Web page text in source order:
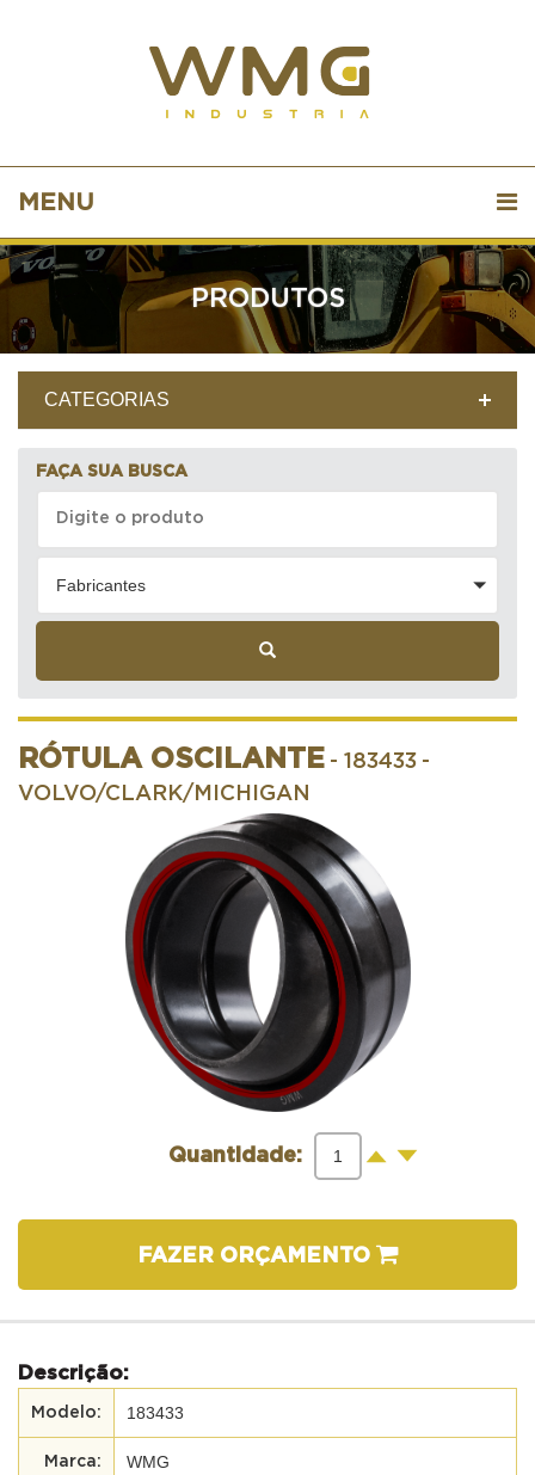
MENU
PRODUTOS
CATEGORIAS
FAÇA SUA BUSCA
Fabricantes
RÓTULA OSCILANTE - 183433 -
VOLVO/CLARK/MICHIGAN
Quantidade: + -
FAZER ORÇAMENTO
Descrição:
183433
WMG